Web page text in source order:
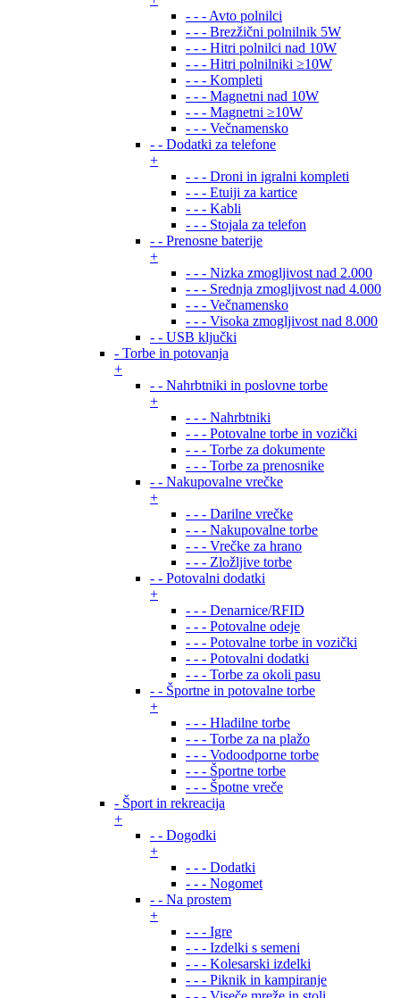
- - - Avto polnilci
- - - Brezžični polnilnik 5W
- - - Hitri polnilci nad 10W
- - - Hitri polnilniki ≥10W
- - - Kompleti
- - - Magnetni nad 10W
- - - Magnetni ≥10W
- - - Večnamensko
- - Dodatki za telefone
+
- - - Droni in igralni kompleti
- - - Etuiji za kartice
- - - Kabli
- - - Stojala za telefon
- - Prenosne baterije
+
- - - Nizka zmogljivost nad 2.000
- - - Srednja zmogljivost nad 4.000
- - - Večnamensko
- - - Visoka zmogljivost nad 8.000
- - USB ključki
- Torbe in potovanja
+
- - Nahrbtniki in poslovne torbe
+
- - - Nahrbtniki
- - - Potovalne torbe in vozički
- - - Torbe za dokumente
- - - Torbe za prenosnike
- - Nakupovalne vrečke
+
- - - Darilne vrečke
- - - Nakupovalne torbe
- - - Vrečke za hrano
- - - Zložljive torbe
- - Potovalni dodatki
+
- - - Denarnice/RFID
- - - Potovalne odeje
- - - Potovalne torbe in vozički
- - - Potovalni dodatki
- - - Torbe za okoli pasu
- - Športne in potovalne torbe
+
- - - Hladilne torbe
- - - Torbe za na plažo
- - - Vodoodporne torbe
- - - Športne torbe
- - - Špotne vreče
- Šport in rekreacija
+
- - Dogodki
+
- - - Dodatki
- - - Nogomet
- - Na prostem
+
- - - Igre
- - - Izdelki s semeni
- - - Kolesarski izdelki
- - - Piknik in kampiranje